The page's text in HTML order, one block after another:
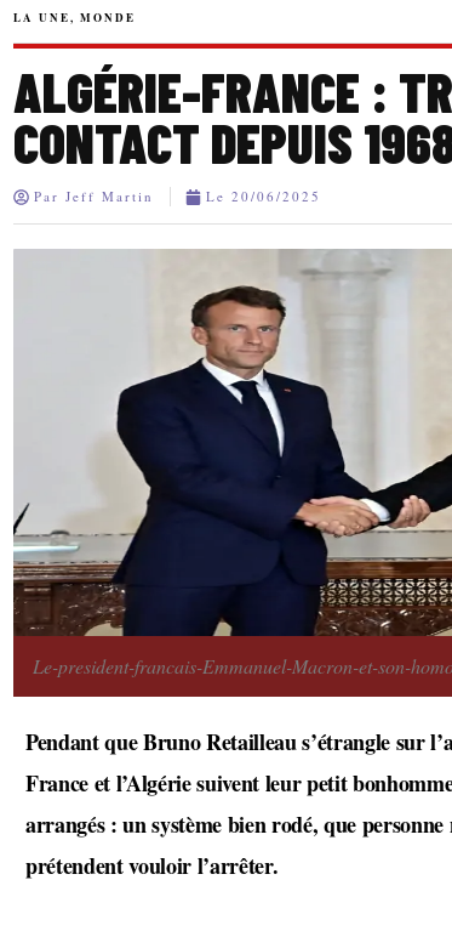
LA UNE, MONDE
ALGÉRIE-FRANCE :
CONTACT DEPUIS
Par Jeff Martin Le 20/06/2025
Le-president-francais-Emmanuel-Macron-et-son-
Pendant que Bruno Retailleau s’étrangle sur l’accord de 1968, les transferts d’argent entre la
France et l’Algérie suivent leur petit
arrangés : un système bien rodé, que
prétendent vouloir l’arrêter.